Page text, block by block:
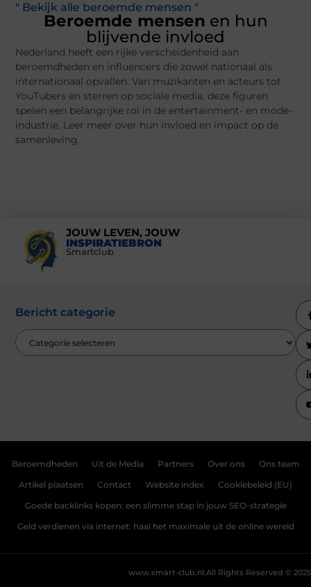
" Bekijk alle beroemde mensen "
Beroemde mensen en hun
blijvende invloed
Nederland heeft een rijke verscheidenheid aan
beroemdheden en influencers die zowel nationaal als
internationaal opvallen. Van muzikanten en acteurs tot
YouTubers en sterren op sociale media, deze figuren
spelen een belangrijke rol in de entertainment- en mode-
industrie. Leer meer over hun invloed en impact op de
samenleving.
JOUW LEVEN, JOUW
INSPIRATIEBRON
Smartclub
Bericht categorie
Beroemdheden Uit de Media Partners Over ons Ons team
Artikel plaatsen Contact Website index Cookiebeleid (EU)
Goede backlinks kopen: een slimme stap in jouw SEO-strategie
Geld verdienen via internet: haal het maximale uit de online wereld
All Rights Reserved © 2025
www.smart-club.nl.